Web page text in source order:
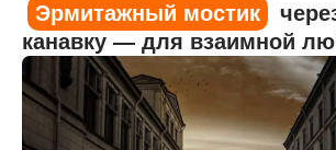
Эрмитажный мостик
канавку — для взаимной